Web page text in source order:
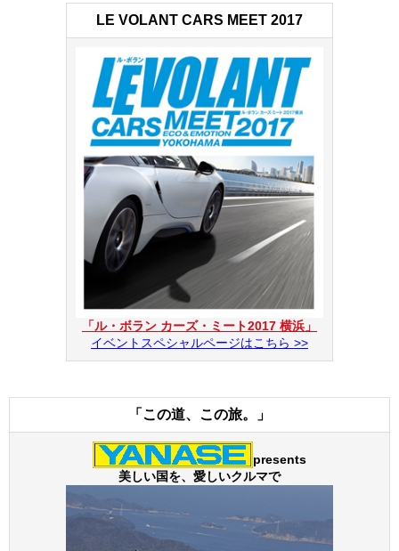
LE VOLANT CARS MEET 2017
「ル・ボラン カーズ・ミート2017 横浜」
イベントスペシャルページはこちら >>
「この道、この旅。」
presents
美しい国を、愛しいクルマで